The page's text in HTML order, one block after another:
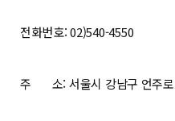
전화번호: 02)540-4550
주 소: 서울시 강남구 언주로